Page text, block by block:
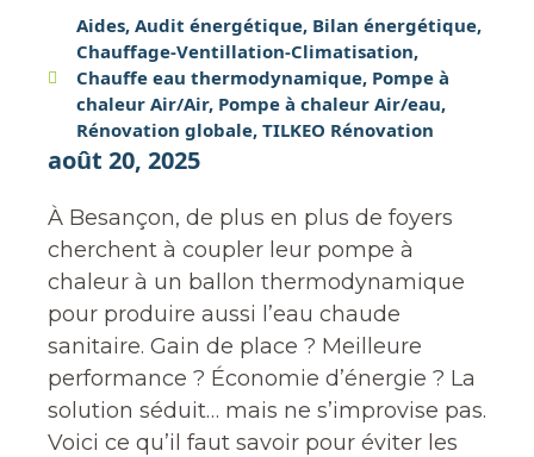
Aides, Audit énergétique, Bilan énergétique,
Chauffage-Ventillation-Climatisation,
Chauffe eau thermodynamique, Pompe à
chaleur Air/Air, Pompe à chaleur Air/eau,
Rénovation globale, TILKEO Rénovation
août 20, 2025
À Besançon, de plus en plus de foyers
cherchent à coupler leur pompe à
chaleur à un ballon thermodynamique
pour produire aussi l’eau chaude
sanitaire. Gain de place ? Meilleure
performance ? Économie d’énergie ? La
solution séduit… mais ne s’improvise pas.
Voici ce qu’il faut savoir pour éviter les